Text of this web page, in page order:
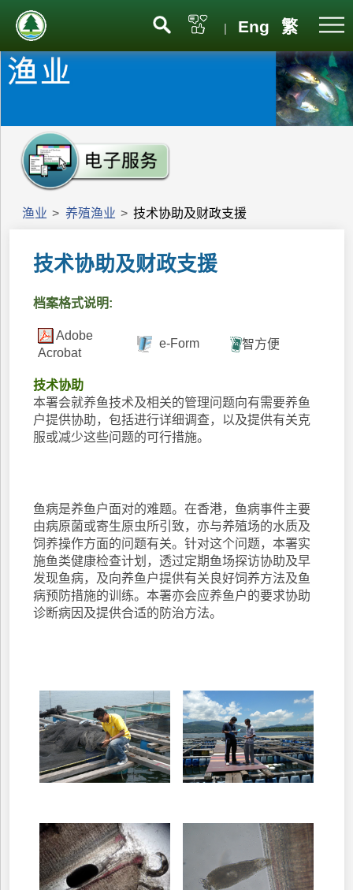
| Eng 繁
渔业 > 养殖渔业 > 技术协助及财政支援
技术协助及财政支援
档案格式说明:
Adobe
Acrobat
e-Form 智方便
技术协助
本署会就养鱼技术及相关的管理问题向有需要养鱼
户提供协助，包括进行详细调查，以及提供有关克
服或减少这些问题的可行措施。
鱼病是养鱼户面对的难题。在香港，鱼病事件主要
由病原菌或寄生原虫所引致，亦与养殖场的水质及
饲养操作方面的问题有关。针对这个问题，本署实
施鱼类健康检查计划，透过定期鱼场探访协助及早
发现鱼病，及向养鱼户提供有关良好饲养方法及鱼
病预防措施的训练。本署亦会应养鱼户的要求协助
诊断病因及提供合适的防治方法。